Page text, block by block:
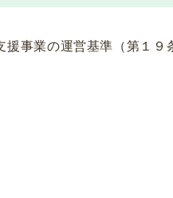
事業の運営基準（第１９